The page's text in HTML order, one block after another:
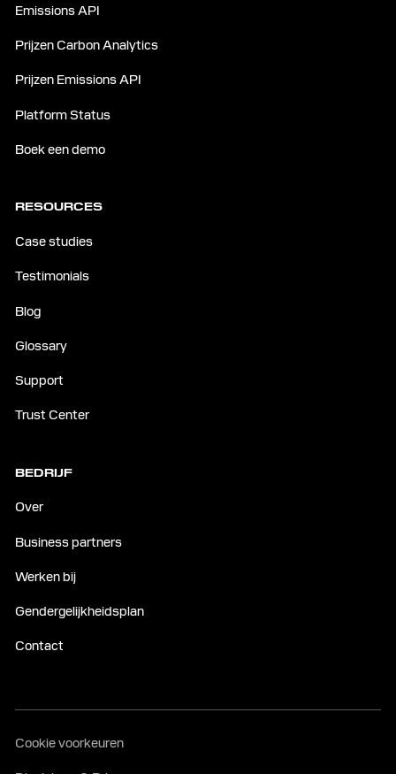
Emissions API
Prijzen Carbon Analytics
Prijzen Emissions API
Platform Status
Boek een demo
RESOURCES
Case studies
Testimonials
Blog
Glossary
Support
Trust Center
BEDRIJF
Over
Business partners
Werken bij
Gendergelijkheidsplan
Contact
Cookie voorkeuren